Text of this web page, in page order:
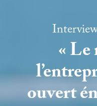
« Le
ouvert